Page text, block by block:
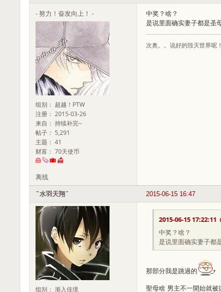
- 努力！奋发向上！ -
组别： 超越！PTW
注册： 2015-03-26
来自： 持续补完~
帖子： 5,291
主题： 41
财富： 70天使币
中奖？啥？
是说里面确实妻子都是圣
次奥。。说好的毁灭世界呢
离线
2015-06-15 16:47
ˇ水羽天翔ˇ
组别： 渐入佳境
2015-06-15 17:22:11
中奖？啥？
是说里面确实妻子都
那部分我是跳過的
聖母啥 男主不一開始就被